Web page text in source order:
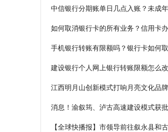
中信银行分期账单日几点入账？未成
如何取消银行卡的所有业务？信用卡
手机银行转账有限额吗？银行卡如何
建设银行个人网上银行转账限额怎么
江西明月山创新模式打响月亮文化品牌
消息！渝叙筠、泸古高速建设模式获
【全球快播报】市领导前往叙永县和